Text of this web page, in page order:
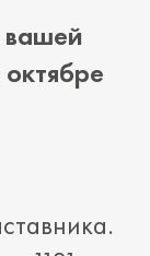
вашей